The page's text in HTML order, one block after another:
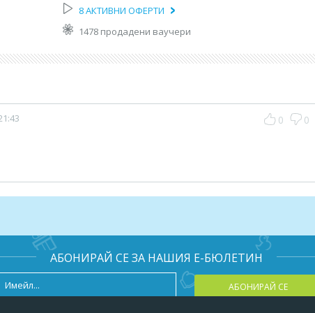
изкушения в чашки (10 броя от 1 вид) за
шоколад боено и поръска шамфъстък
8 АКТИВНИ ОФЕРТИ
1478 продадени ваучери
0 0
АБОНИРАЙ СЕ ЗА НАШИЯ Е-БЮЛЕТИН
АБОНИРАЙ СЕ